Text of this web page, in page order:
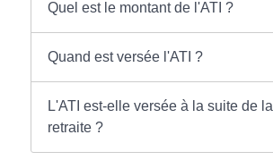
Quel est le montant de l'ATI ?
Quand est versée l'ATI ?
L'ATI est-elle versée à la suite de la
retraite ?